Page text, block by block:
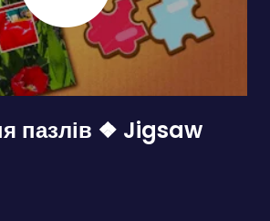
пазлів ❖ Jigsaw